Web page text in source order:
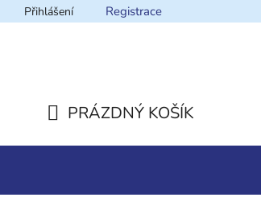
Přihlášení Registrace
PRÁZDNÝ KOŠÍK